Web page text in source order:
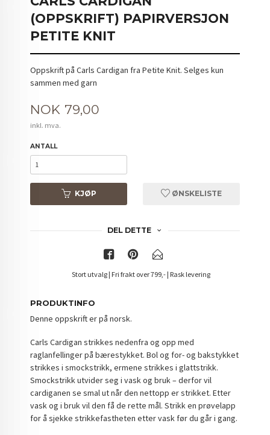
(OPPSKRIFT) PAPIRVERSJON
PETITE KNIT
Oppskrift på Carls Cardigan fra Petite Knit. Selges kun
sammen med garn
Pris
NOK 79,00
inkl. mva.
ANTALL
KJØP ØNSKELISTE
DEL DETTE
Stort utvalg | Fri frakt over 799,- | Rask levering
PRODUKTINFO
Denne oppskrift er på norsk.
Carls Cardigan strikkes nedenfra og opp med
raglanfellinger på bærestykket. Bol og for- og bakstykket
strikkes i smockstrikk, ermene strikkes i glattstrikk.
Smockstrikk utvider seg i vask og bruk – derfor vil
cardiganen se smal ut når den nettopp er strikket. Etter
vask og i bruk vil den få de rette mål. Strikk en prøvelapp
for å sjekke strikkefastheten etter vask før du går i gang.